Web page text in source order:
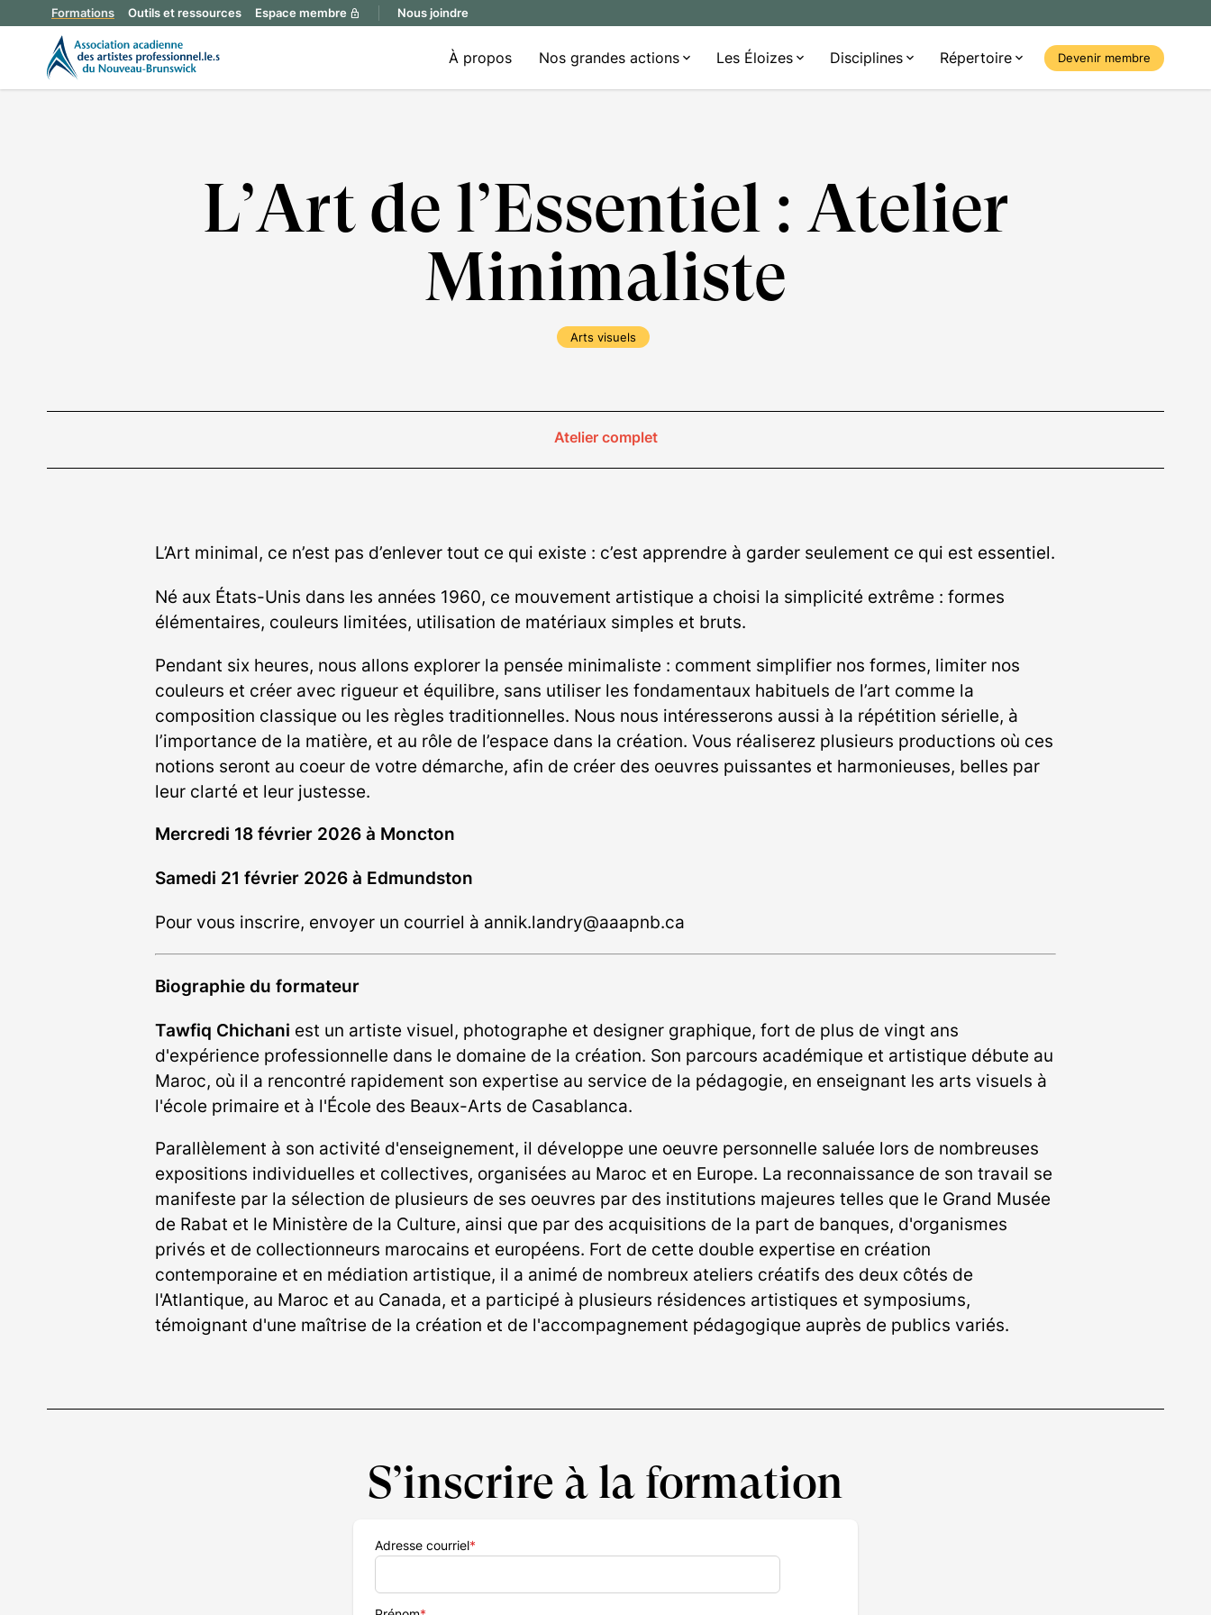
Formations Outils et ressources Espace membre lock Nous joindre
À propos Nos grandes actions Les Éloizes Disciplines Répertoire Devenir membre
L’Art de l’Essentiel : Atelier
Minimaliste
Arts visuels
Atelier complet
L’Art minimal, ce n’est pas d’enlever tout ce qui existe : c’est apprendre à garder seulement ce qui est essentiel.
Né aux États-Unis dans les années 1960, ce mouvement artistique a choisi la simplicité extrême : formes
élémentaires, couleurs limitées, utilisation de matériaux simples et bruts.
Pendant six heures, nous allons explorer la pensée minimaliste : comment simplifier nos formes, limiter nos
couleurs et créer avec rigueur et équilibre, sans utiliser les fondamentaux habituels de l’art comme la
composition classique ou les règles traditionnelles. Nous nous intéresserons aussi à la répétition sérielle, à
l’importance de la matière, et au rôle de l’espace dans la création. Vous réaliserez plusieurs productions où ces
notions seront au coeur de votre démarche, afin de créer des oeuvres puissantes et harmonieuses, belles par
leur clarté et leur justesse.
Mercredi 18 février 2026 à Moncton
Samedi 21 février 2026 à Edmundston
Pour vous inscrire, envoyer un courriel à annik.landry@aaapnb.ca
Biographie du formateur
Tawfiq Chichani est un artiste visuel, photographe et designer graphique, fort de plus de vingt ans
d'expérience professionnelle dans le domaine de la création. Son parcours académique et artistique débute au
Maroc, où il a rencontré rapidement son expertise au service de la pédagogie, en enseignant les arts visuels à
l'école primaire et à l'École des Beaux-Arts de Casablanca.
Parallèlement à son activité d'enseignement, il développe une oeuvre personnelle saluée lors de nombreuses
expositions individuelles et collectives, organisées au Maroc et en Europe. La reconnaissance de son travail se
manifeste par la sélection de plusieurs de ses oeuvres par des institutions majeures telles que le Grand Musée
de Rabat et le Ministère de la Culture, ainsi que par des acquisitions de la part de banques, d'organismes
privés et de collectionneurs marocains et européens. Fort de cette double expertise en création
contemporaine et en médiation artistique, il a animé de nombreux ateliers créatifs des deux côtés de
l'Atlantique, au Maroc et au Canada, et a participé à plusieurs résidences artistiques et symposiums,
témoignant d'une maîtrise de la création et de l'accompagnement pédagogique auprès de publics variés.
S’inscrire à la formation
Adresse courriel*